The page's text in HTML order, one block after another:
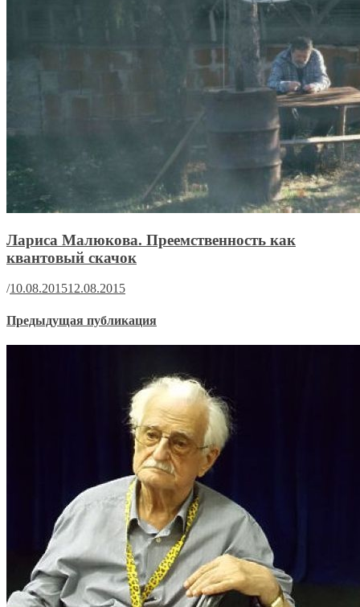
Лариса Малюкова. Преемственность как
квантовый скачок
/10.08.201512.08.2015
Предыдущая публикация